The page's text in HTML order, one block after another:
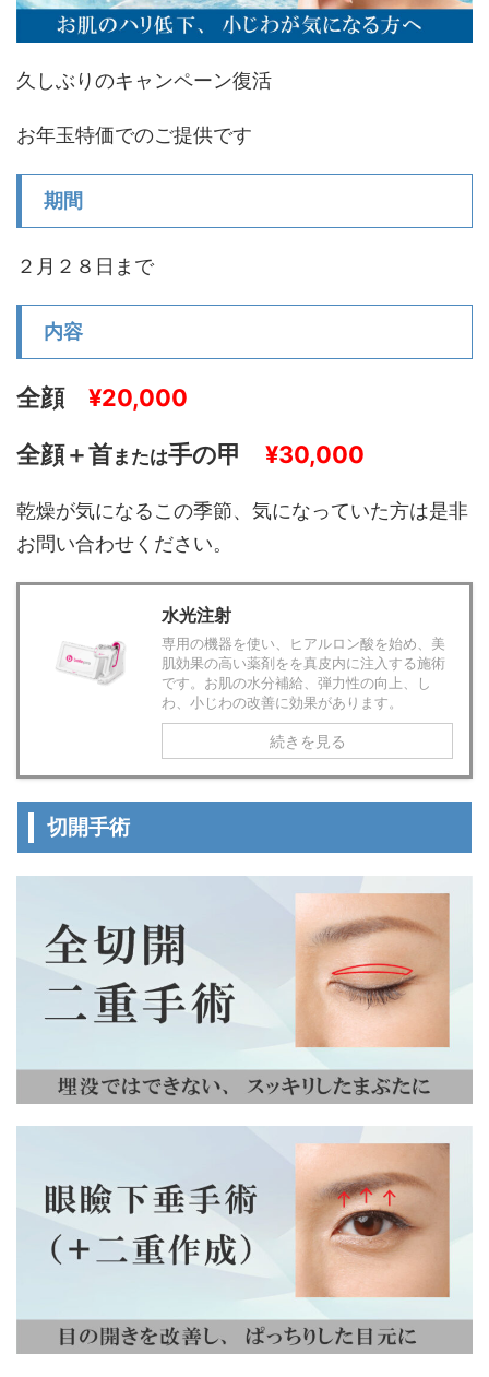
久しぶりのキャンペーン復活
お年玉特価でのご提供です
期間
２月２８日まで
内容
全顔
¥20,000
全顔＋首または手の甲 ¥30,000
乾燥が気になるこの季節、気になっていた方は是非
お問い合わせください。
水光注射
専用の機器を使い、ヒアルロン酸を始め、美
肌効果の高い薬剤をを真皮内に注入する施術
です。お肌の水分補給、弾力性の向上、し
わ、小じわの改善に効果があります。
続きを見る
切開手術